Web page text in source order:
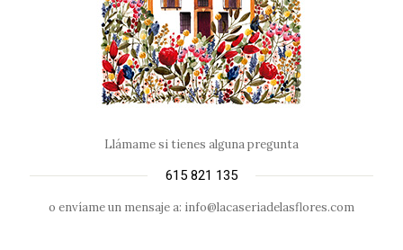
Llámame si tienes alguna pregunta
615 821 135
o envíame un mensaje a: info@lacaseriadelasflores.com